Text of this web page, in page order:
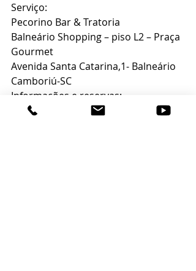
Serviço:
Pecorino Bar & Tratoria
Balneário Shopping – piso L2 – Praça
Gourmet
Avenida Santa Catarina,1- Balneário
Camboriú-SC
Informações e reservas:
Fone: (47) 3263-8487